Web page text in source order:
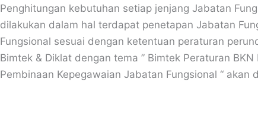
Penghitungan kebutuhan setiap jenjang Jabatan
dilakukan dalam hal terdapat penetapan Jabatan
Fungsional sesuai dengan ketentuan peraturan
Bimtek & Diklat dengan tema ” Bimtek Peraturan
Pembinaan Kepegawaian Jabatan Fungsional “ akan